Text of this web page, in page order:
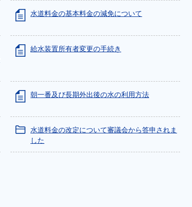
水道料金の基本料金の減免について
給水装置所有者変更の手続き
朝一番及び長期外出後の水の利用方法
水道料金の改定について審議会から答申されま
した